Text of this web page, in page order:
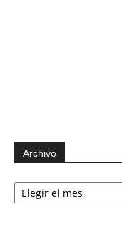
Archivo
Archivo